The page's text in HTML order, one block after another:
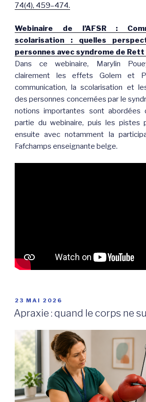
74(4), 459–474.
Webinaire de l’AFSR :
scolarisation : quelles
personnes avec syndrome de Rett
Dans ce webinaire, Marylin
clairement les effets Golem et
communication, la scolarisation et
des personnes concernées par le
notions importantes sont abordées
partie du webinaire, puis les pistes
ensuite avec notamment la
Fafchamps enseignante belge.
PUBLIÉ
LE
23 MAI 2026
Apraxie : quand le corps ne